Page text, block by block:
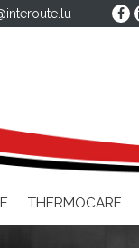
THERMOCARE